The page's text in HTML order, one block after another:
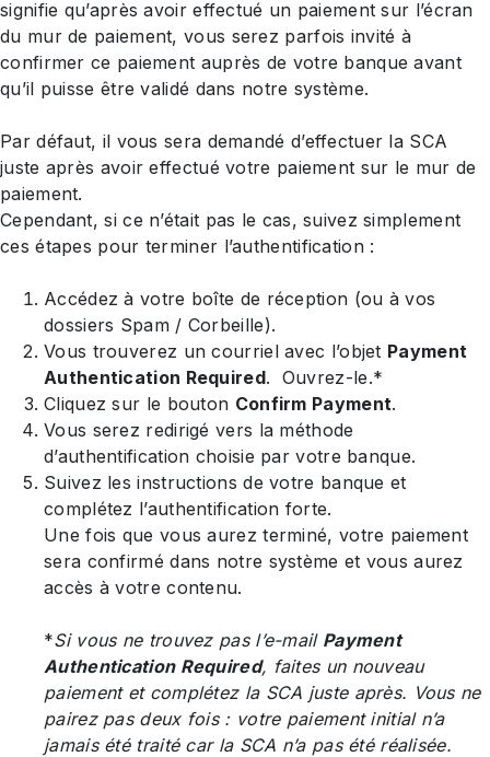
signifie qu’après avoir effectué un paiement sur l’écran
du mur de paiement, vous serez parfois invité à
confirmer ce paiement auprès de votre banque avant
qu’il puisse être validé dans notre système.
Par défaut, il vous sera demandé d’effectuer la SCA
juste après avoir effectué votre paiement sur le mur de
paiement.
Cependant, si ce n’était pas le cas, suivez simplement
ces étapes pour terminer l’authentification :
Accédez à votre boîte de réception (ou à vos
dossiers Spam / Corbeille).
Vous trouverez un courriel avec l’objet Payment
Authentication Required. Ouvrez-le.*
Cliquez sur le bouton Confirm Payment.
Vous serez redirigé vers la méthode
d’authentification choisie par votre banque.
Suivez les instructions de votre banque et
complétez l’authentification forte.
Une fois que vous aurez terminé, votre paiement
sera confirmé dans notre système et vous aurez
accès à votre contenu.
*Si vous ne trouvez pas l’e-mail Payment
Authentication Required, faites un nouveau
paiement et complétez la SCA juste après. Vous ne
pairez pas deux fois : votre paiement initial n’a
jamais été traité car la SCA n’a pas été réalisée.